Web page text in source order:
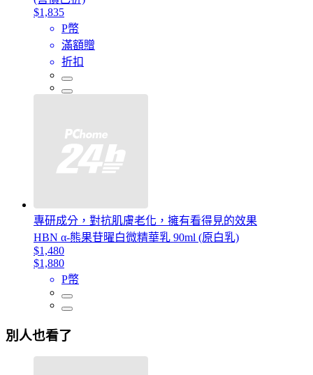
$1,835
P幣
滿額贈
折扣
專研成分，對抗肌膚老化，擁有看得見的效果
HBN α-熊果苷曜白微精華乳 90ml (原白乳)
$1,480
$1,880
P幣
別人也看了